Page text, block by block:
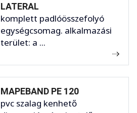
LATERAL
komplett padlóösszefolyó
egységcsomag. alkalmazási
terület: a ...
MAPEBAND PE 120
pvc szalag kenhető